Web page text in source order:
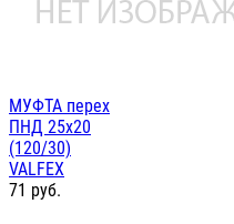
МУФТА перех
ПНД 25х20
(120/30)
VALFEX
71 руб.